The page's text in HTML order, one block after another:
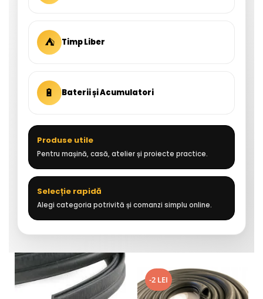
⛺ Timp Liber
🔋 Baterii și Acumulatori
Produse utile
Pentru mașină, casă, atelier și proiecte practice.
Selecție rapidă
Alegi categoria potrivită și comanzi simplu online.
-2 LEI